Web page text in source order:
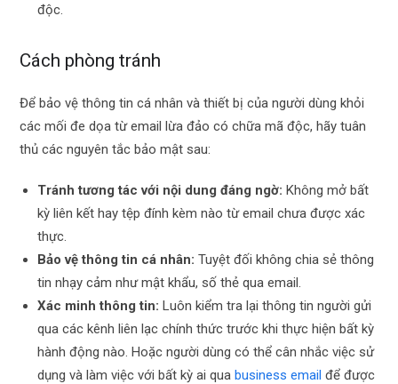
độc.
Cách phòng tránh
Để bảo vệ thông tin cá nhân và thiết bị của người dùng khỏi
các mối đe dọa từ email lừa đảo có chữa mã độc, hãy tuân
thủ các nguyên tắc bảo mật sau:
Tránh tương tác với nội dung đáng ngờ: Không mở bất
kỳ liên kết hay tệp đính kèm nào từ email chưa được xác
thực.
Bảo vệ thông tin cá nhân: Tuyệt đối không chia sẻ thông
tin nhạy cảm như mật khẩu, số thẻ qua email.
Xác minh thông tin: Luôn kiểm tra lại thông tin người gửi
qua các kênh liên lạc chính thức trước khi thực hiện bất kỳ
hành động nào. Hoặc người dùng có thể cân nhắc việc sử
dụng và làm việc với bất kỳ ai quabusiness email để được